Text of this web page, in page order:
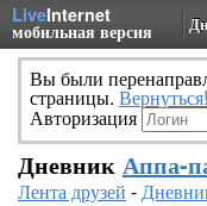
LiveInternet
мобильная версия
Вы были
страницы. Вернуться!
Авторизация
Дневник Аппа-
Лента друзей -